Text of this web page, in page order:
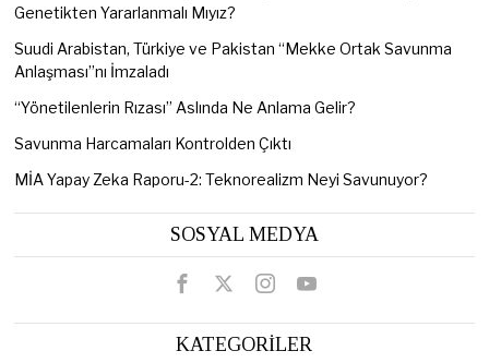
Genetikten Yararlanmalı Mıyız?
Suudi Arabistan, Türkiye ve Pakistan “Mekke Ortak Savunma
Anlaşması”nı İmzaladı
“Yönetilenlerin Rızası” Aslında Ne Anlama Gelir?
Savunma Harcamaları Kontrolden Çıktı
MİA Yapay Zeka Raporu-2: Teknorealizm Neyi Savunuyor?
SOSYAL MEDYA
KATEGORİLER